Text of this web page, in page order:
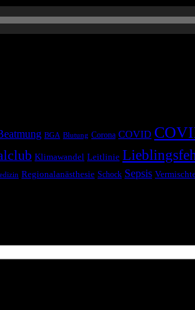
BGA Blutung Corona COVID
Klimawandel Leitlinie
Regionalanästhesie Schock Sepsis